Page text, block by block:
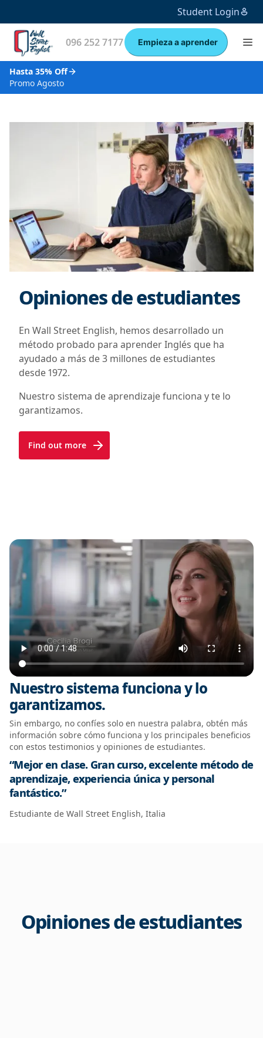
Student Login
096 252 7177 Empieza a aprender
Hasta 35% Off
Promo Agosto
Opiniones de estudiantes
En Wall Street English, hemos desarrollado un
método probado para aprender Inglés que ha
ayudado a más de 3 millones de estudiantes
desde 1972.
Nuestro sistema de aprendizaje funciona y te lo
garantizamos.
Find out more
Nuestro sistema funciona y lo
garantizamos.
Sin embargo, no confíes solo en nuestra palabra, obtén más
información sobre cómo funciona y los principales beneficios
con estos testimonios y opiniones de estudiantes.
“Mejor en clase. Gran curso, excelente método de
aprendizaje, experiencia única y personal
fantástico.”
Estudiante de Wall Street English, Italia
Opiniones de estudiantes